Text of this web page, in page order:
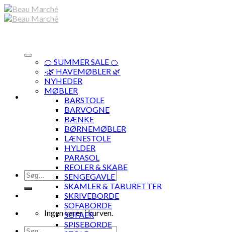
Skip
to
Søg
efter:
Ingen varer i kurven.
Søg
🍊 SUMMER SALE 🍊
·🌿 HAVEMØBLER 🌿
NYHEDER
MØBLER
BARSTOLE
BARVOGNE
BÆNKE
BØRNEMØBLER
LÆNESTOLE
HYLDER
PARASOL
REOLER & SKABE
SENGEGAVLE
SKAMLER & TABURETTER
SKRIVEBORDE
SOFABORDE
SOFAER
SPISEBORDE